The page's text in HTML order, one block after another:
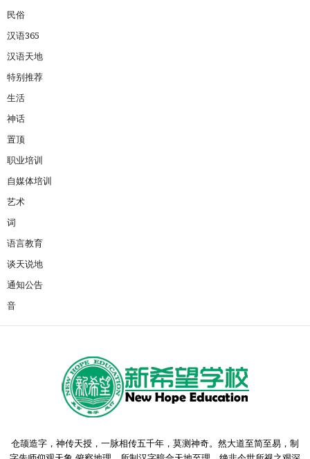
民俗
汉语365
汉语天地
特别推荐
生活
神话
置顶
职业培训
自媒体培训
艺术
词
语言教育
谈天说地
通知公告
音
仓颉造字，神传天授，一脉相传五千年，莫测神奇。然大道至简至易，制